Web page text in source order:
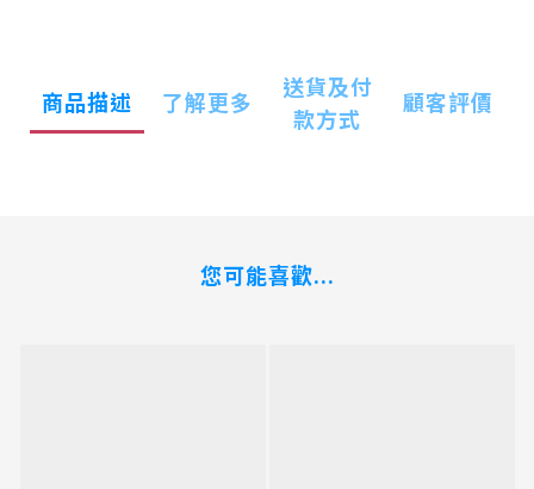
商品描述 了解更多
送貨及付
款方式
顧客評價
您可能喜歡...